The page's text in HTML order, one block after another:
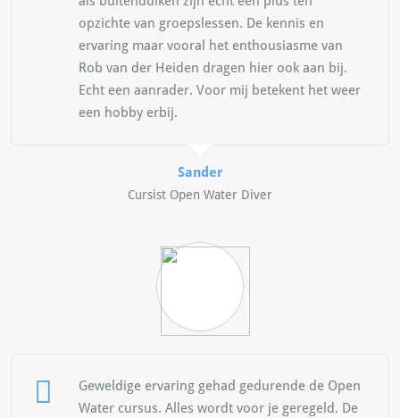
opzichte van groepslessen. De kennis en
ervaring maar vooral het enthousiasme van
Rob van der Heiden dragen hier ook aan bij.
Echt een aanrader. Voor mij betekent het weer
een hobby erbij.
Sander
Cursist Open Water Diver
Geweldige ervaring gehad gedurende de Open
Water cursus. Alles wordt voor je geregeld. De